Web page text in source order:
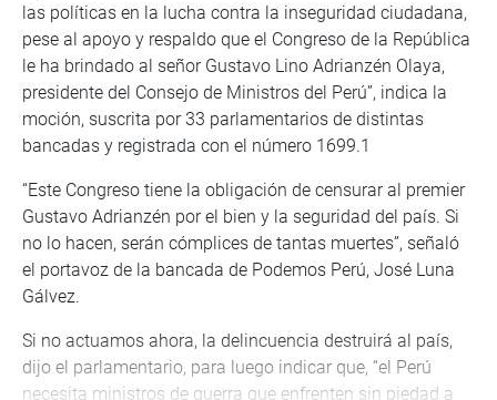
las políticas en la lucha contra la inseguridad ciudadana,
pese al apoyo y respaldo que el Congreso de la República
le ha brindado al señor Gustavo Lino Adrianzén Olaya,
presidente del Consejo de Ministros del Perú”, indica la
moción, suscrita por 33 parlamentarios de distintas
bancadas y registrada con el número 1699.1
“Este Congreso tiene la obligación de censurar al premier
Gustavo Adrianzén por el bien y la seguridad del país. Si
no lo hacen, serán cómplices de tantas muertes”, señaló
el portavoz de la bancada de Podemos Perú, José Luna
Gálvez.
Si no actuamos ahora, la delincuencia destruirá al país,
dijo el parlamentario, para luego indicar que, “el Perú
necesita ministros de guerra que enfrenten sin piedad a